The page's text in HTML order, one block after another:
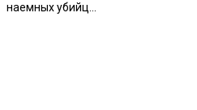
наемных убийц...